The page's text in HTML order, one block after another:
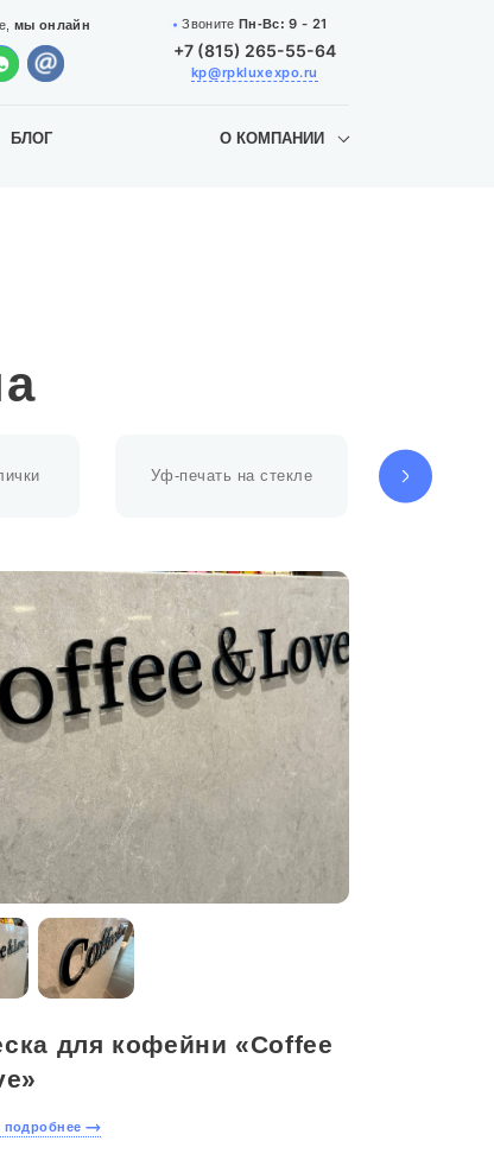
мы онлайн Звоните Пн-Вс:9 - 21
+7 (815) 265-55-64
kp@rpkluxexpo.ru
БЛОГ О КОМПАНИИ
Уф-печать на стекле Уф-
для кофейни «Coffee
подробнее